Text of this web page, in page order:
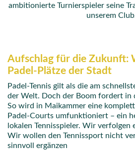
ambitionierte Turnierspieler seine
unserem
Aufschlag für die Zukunft:
Padel-Plätze der Stadt
Padel-Tennis gilt als die am
der Welt. Doch der Boom fordert in
So wird in Maikammer eine
Padel-Courts umfunktioniert – ein
lokalen Tennisspieler. Wir verfolgen
Wir wollen den Tennissport nicht
sinnvoll ergänzen